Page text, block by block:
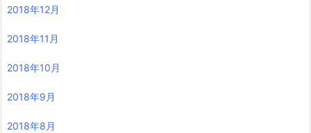
2018年12月
2018年11月
2018年10月
2018年9月
2018年8月